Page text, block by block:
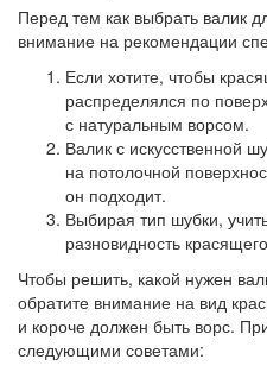
Перед тем как выбрать валик
внимание на рекомендации
Если хотите, чтобы
распределялся по
с натуральным ворсом.
Валик с искусственной
на потолочной
он подходит.
Выбирая тип шубки,
разновидность
Чтобы решить, какой нужен
обратите внимание на вид
и короче должен быть ворс.
следующими советами: